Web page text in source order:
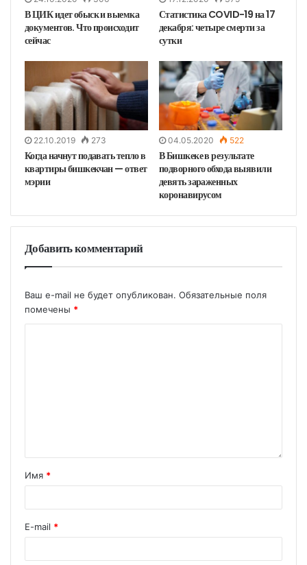
В ЦИК идет обыск и выемка
документов. Что происходит
сейчас
Статистика COVID-19 на 17
декабря: четыре смерти за
сутки
22.10.2019 273
Когда начнут подавать тепло в
квартиры бишкекчан — ответ
мэрии
04.05.2020 522
В Бишкеке в результате
подворного обхода выявили
девять зараженных
коронавирусом
Добавить комментарий
Ваш e-mail не будет опубликован. Обязательные поля
помечены *
Имя *
E-mail *